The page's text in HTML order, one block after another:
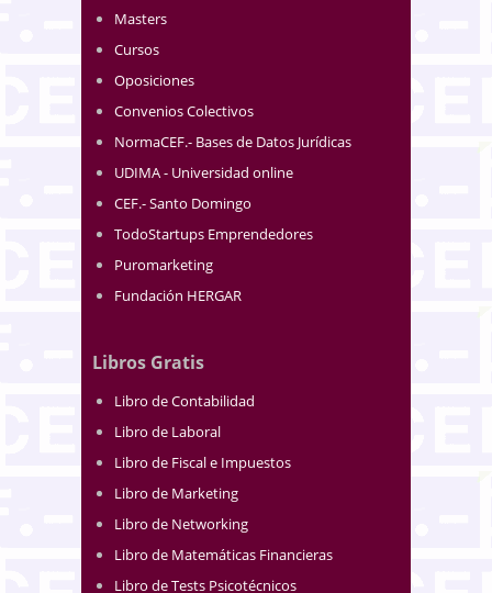
Masters
Cursos
Oposiciones
Convenios Colectivos
NormaCEF.- Bases de Datos Jurídicas
UDIMA - Universidad online
CEF.- Santo Domingo
TodoStartups Emprendedores
Puromarketing
Fundación HERGAR
Libros Gratis
Libro de Contabilidad
Libro de Laboral
Libro de Fiscal e Impuestos
Libro de Marketing
Libro de Networking
Libro de Matemáticas Financieras
Libro de Tests Psicotécnicos